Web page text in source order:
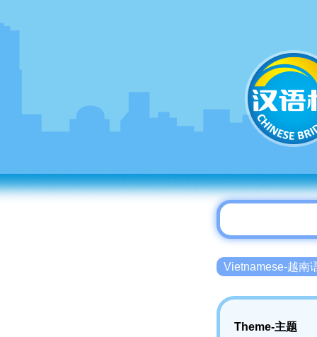
Vietnamese-越南
Theme-主题